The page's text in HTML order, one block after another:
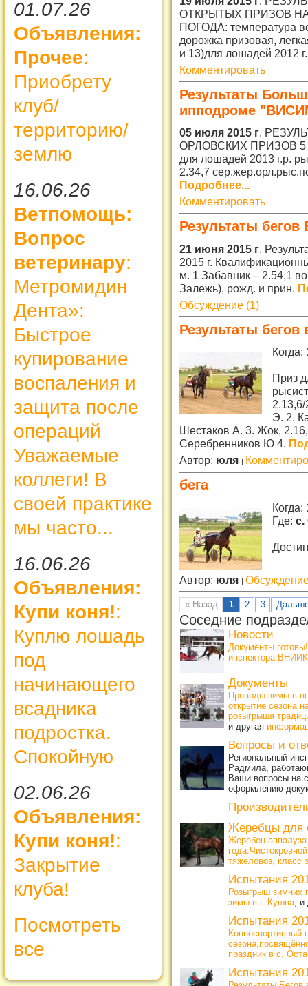
01.07.26
Объявления:
Прочее:
Приобрету
клуб/
территорию/
землю
16.06.26
Ветпомощь:
Вопрос
ветеринару:
Метромидин
Дента»:
Быстрое
купирование
воспаления и
защита после
операций
Уважаемые
коллеги! В
своей практике
мы часто...
16.06.26
Объявления:
Купи коня!:
Куплю лошадь
под
начинающего
всадника
подростка.
Спокойную
02.06.26
Объявления:
Купи коня!:
Закрытие
клуба!
Посмотреть
все
ОТКРЫТЫХ ПРИЗОВ НА
ПОГОДА: температура
дорожка призовая,
и 13)для лошадей 2012
Комментировать
Результаты
ипподроме
05 июля 2015 г.
ОРЛОВСКИХ ПРИЗОВ 5
для лошадей 2013 г.р.
2.34,7
Подробнее...
Комментировать
Результаты
21 июня 2015 г.
2015 г.
м. 1 Забавник – 2.54,1
Залежь), рожд. и прин.
Обсуждение (1)
Результаты бегов
Когда:
Приз
Э. 2.
Шестаков А. 3. Жок,
Серебренников Ю 4.
Автор: юля
бега
Когда:
Где: с.
Автор: юля
« Назад 1 2 3
Соседние
Новости
Документы
инспектора ВНИИК
Документы
Проводы зимы в
открытие сезона
розыгрыша
и другая
Вопросы и
Региональный
Радмила,
Ваши вопросы на
оформлению
Жеребцы для
Жеребец
тяжеловоз, класс
Испытания
Розыгрыш зимних
зимы в г. Кушва, и
Испытания
Конноспортивный
праздник в с.
Испытания